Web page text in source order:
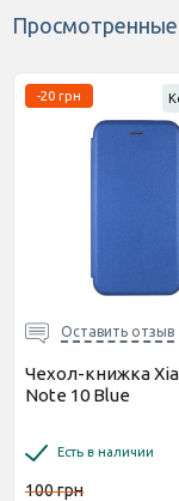
-20 грн
Оставить отзыв
Чехол-книжка
Note 10 Blue
Есть в наличии
100 грн